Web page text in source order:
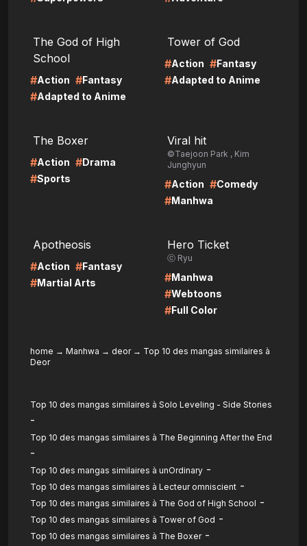
The God of High
School
#Action #Fantasy
#Adapted to Anime
Tower of God
#Action #Fantasy
#Adapted to Anime
The Boxer
#Action #Drama
#Sports
Viral hit
©Taejoon Park , Kim
Junghyun
#Action #Comedy
#Manhwa
Apotheosis
#Action #Fantasy
#Martial Arts
Hero Ticket
ⓒ Ryu
#Manhwa
#Webtoons
#Full Color
home → Manhwa → deor→ Top 10 des mangas similaires à
Deor
Top 10 des mangas similaires à Solo Leveling - Side Stories
-
Top 10 des mangas similaires à The Beginning After the End
-
Top 10 des mangas similaires à unOrdinary -
Top 10 des mangas similaires à Lecteur omniscient -
Top 10 des mangas similaires à The God of High School -
Top 10 des mangas similaires à Tower of God -
Top 10 des mangas similaires à The Boxer-